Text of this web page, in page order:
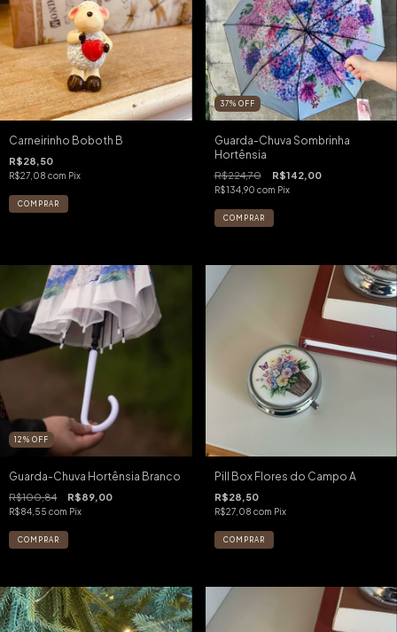
Carneirinho Boboth B
R$28,50
R$27,08 com Pix
37% OFF
Guarda-Chuva Sombrinha
Hortênsia
R$224,70 R$142,00
R$134,90 com Pix
12 % OFF
Guarda-Chuva Hortênsia Branco
R$100,84 R$89,00
R$84,55 com Pix
Pill Box Flores do Campo A
R$28,50
R$27,08 com Pix